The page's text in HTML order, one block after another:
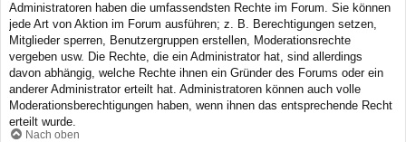
Administratoren haben die umfassendsten Rechte im Forum. Sie können
jede Art von Aktion im Forum ausführen; z. B. Berechtigungen setzen,
Mitglieder sperren, Benutzergruppen erstellen, Moderationsrechte
vergeben usw. Die Rechte, die ein Administrator hat, sind allerdings
davon abhängig, welche Rechte ihnen ein Gründer des Forums oder ein
anderer Administrator erteilt hat. Administratoren können auch volle
Moderationsberechtigungen haben, wenn ihnen das entsprechende Recht
erteilt wurde.
Nach oben